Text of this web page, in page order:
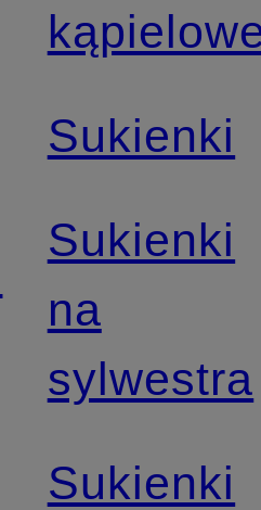
Sukienki
Sukienki
na
sylwestra
Sukienki